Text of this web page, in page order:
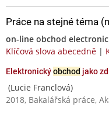
Práce na stejné téma
on-line obchod
Klíčová slova abecedně |
Elektronickýobchod jako
(Lucie Franclová)
2018, Bakalářská práce,